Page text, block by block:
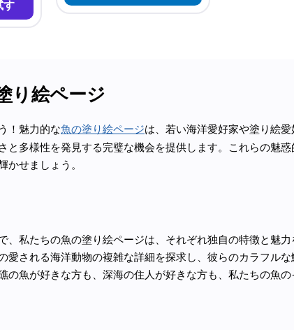
す
り絵ページ
！魅力的な魚の塗り絵ページは、若い海洋愛好家や塗り絵
多様性を発見する完璧な機会を提供します。これらの魅惑
かせましょう。
私たちの魚の塗り絵ページは、それぞれ独自の特徴と魅
愛される海洋動物の複雑な詳細を探求し、彼らのカラフルな
魚が好きな方も、深海の住人が好きな方も、私たちの魚の